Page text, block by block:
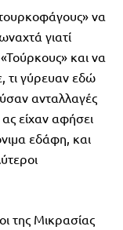
να
γιατί
και να
τι γύρευαν εδώ
ανταλλαγές
είχαν αφήσει
εδάφη, και
της Μικρασίας